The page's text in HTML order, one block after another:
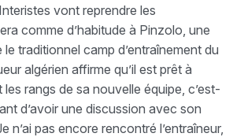
vont reprendre les
comme d’habitude à Pinzolo, une
traditionnel camp d’entraînement du
algérien affirme qu’il est prêt à
rangs de sa nouvelle équipe, c’est-
d’avoir une discussion avec son
n’ai pas encore rencontré l’entraîneur,